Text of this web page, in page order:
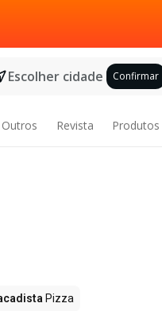
Escolher cidade Confirmar
Outros Revista Produtos
Pizza